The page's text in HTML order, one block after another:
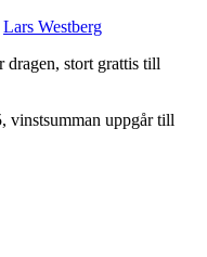
Lars Westberg
dragen, stort grattis till
vinstsumman uppgår till